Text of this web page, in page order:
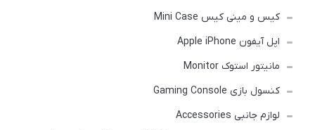
کیس و مینی کیس Mini Case
اپل آیفون Apple iPhone
مانیتور استوک Monitor
کنسول بازی Gaming Console
لوازم جانبی Accessories